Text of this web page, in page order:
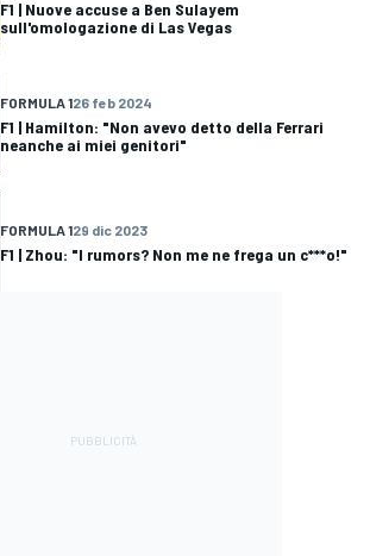
F1 | Nuove accuse a Ben Sulayem
sull'omologazione di Las Vegas
FORMULA 126 feb 2024
F1 | Hamilton: "Non avevo detto della Ferrari
neanche ai miei genitori"
FORMULA 129 dic 2023
F1 | Zhou: "I rumors? Non me ne frega un c***o!"